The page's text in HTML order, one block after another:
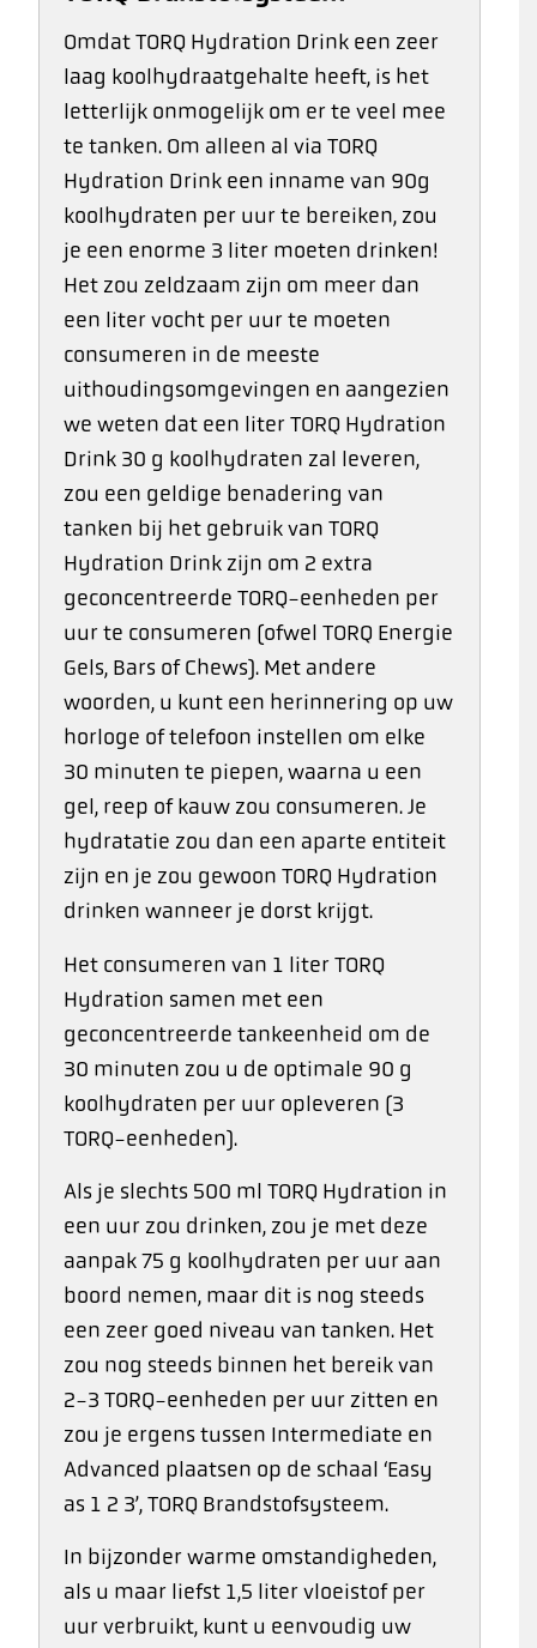
Omdat TORQ Hydration Drink een zeer
laag koolhydraatgehalte heeft, is het
letterlijk onmogelijk om er te veel mee
te tanken. Om alleen al via TORQ
Hydration Drink een inname van 90g
koolhydraten per uur te bereiken, zou
je een enorme 3 liter moeten drinken!
Het zou zeldzaam zijn om meer dan
een liter vocht per uur te moeten
consumeren in de meeste
uithoudingsomgevingen en aangezien
we weten dat een liter TORQ Hydration
Drink 30 g koolhydraten zal leveren,
zou een geldige benadering van
tanken bij het gebruik van TORQ
Hydration Drink zijn om 2 extra
geconcentreerde TORQ-eenheden per
uur te consumeren (ofwel TORQ Energie
Gels, Bars of Chews). Met andere
woorden, u kunt een herinnering op uw
horloge of telefoon instellen om elke
30 minuten te piepen, waarna u een
gel, reep of kauw zou consumeren. Je
hydratatie zou dan een aparte entiteit
zijn en je zou gewoon TORQ Hydration
drinken wanneer je dorst krijgt.
Het consumeren van 1 liter TORQ
Hydration samen met een
geconcentreerde tankeenheid om de
30 minuten zou u de optimale 90 g
koolhydraten per uur opleveren (3
TORQ-eenheden).
Als je slechts 500 ml TORQ Hydration in
een uur zou drinken, zou je met deze
aanpak 75 g koolhydraten per uur aan
boord nemen, maar dit is nog steeds
een zeer goed niveau van tanken. Het
zou nog steeds binnen het bereik van
2-3 TORQ-eenheden per uur zitten en
zou je ergens tussen Intermediate en
Advanced plaatsen op de schaal ‘Easy
as 1 2 3’, TORQ Brandstofsysteem.
In bijzonder warme omstandigheden,
als u maar liefst 1,5 liter vloeistof per
uur verbruikt, kunt u eenvoudig uw